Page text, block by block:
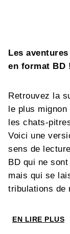
Les
en format BD !
Retrouvez la
le plus
les chats-
Voici une
sens de
BD qui ne
mais qui se
tribulations de
EN LIRE PLUS